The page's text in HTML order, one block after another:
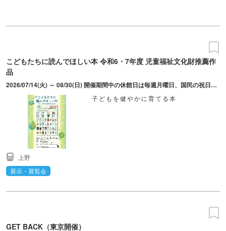
こどもたちに読んでほしい本 令和6・7年度 児童福祉文化財推薦作
品
2026/07/14(火) ～ 08/30(日) 開催期間中の休館日は毎週月曜日、国民の祝日・休日、毎月第3水曜日（資料整理休館日）
子どもを健やかに育てる本
上野
展示・展覧会
GET BACK（東京開催）